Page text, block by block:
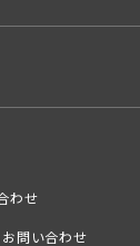
わせ
問い合わせ